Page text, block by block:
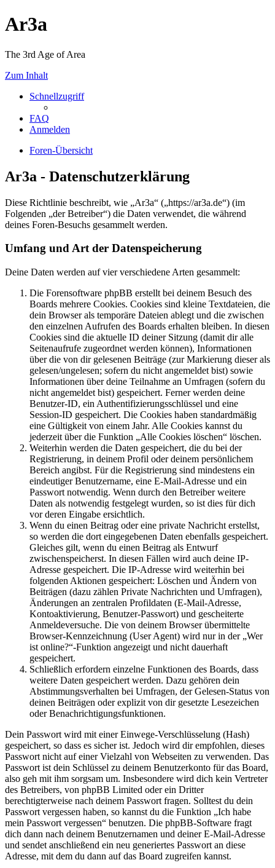
Ar3a
The 3rd Age of Area
Zum Inhalt
Schnellzugriff
FAQ
Anmelden
Foren-Übersicht
Ar3a - Datenschutzerklärung
Diese Richtlinie beschreibt, wie „Ar3a“ („https://ar3a.de“) (im
Folgenden „der Betreiber“) die Daten verwendet, die während
deines Foren-Besuchs gesammelt werden.
Umfang und Art der Datenspeicherung
Deine Daten werden auf vier verschiedene Arten gesammelt:
Die Forensoftware phpBB erstellt bei deinem Besuch des
Boards mehrere Cookies. Cookies sind kleine Textdateien, die
dein Browser als temporäre Dateien ablegt und die zwischen
den einzelnen Aufrufen des Boards erhalten bleiben. In diesen
Cookies sind die aktuelle ID deiner Sitzung (damit dir alle
Seitenaufrufe zugeordnet werden können), Informationen
über die von dir gelesenen Beiträge (zur Markierung dieser als
gelesen/ungelesen; sofern du nicht angemeldet bist) sowie
Informationen über deine Teilnahme an Umfragen (sofern du
nicht angemeldet bist) gespeichert. Ferner werden deine
Benutzer-ID, ein Authentifizierungsschlüssel und eine
Session-ID gespeichert. Die Cookies haben standardmäßig
eine Gültigkeit von einem Jahr. Alle Cookies kannst du
jederzeit über die Funktion „Alle Cookies löschen“ löschen.
Weiterhin werden die Daten gespeichert, die du bei der
Registrierung, in deinem Profil oder deinem persönlichem
Bereich angibst. Für die Registrierung sind mindestens ein
eindeutiger Benutzername, eine E-Mail-Adresse und ein
Passwort notwendig. Wenn durch den Betreiber weitere
Daten als notwendig festgelegt wurden, so ist dies für dich
vor deren Eingabe ersichtlich.
Wenn du einen Beitrag oder eine private Nachricht erstellst,
so werden die dort eingegebenen Daten ebenfalls gespeichert.
Gleiches gilt, wenn du einen Beitrag als Entwurf
zwischenspeicherst. In diesen Fällen wird auch deine IP-
Adresse gespeichert. Die IP-Adresse wird weiterhin bei
folgenden Aktionen gespeichert: Löschen und Ändern von
Beiträgen (dazu zählen Private Nachrichten und Umfragen),
Änderungen an zentralen Profildaten (E-Mail-Adresse,
Kontoaktivierung, Benutzer-Passwort) und gescheiterte
Anmeldeversuche. Die von deinem Browser übermittelte
Browser-Kennzeichnung (User Agent) wird nur in der „Wer
ist online?“-Funktion angezeigt und nicht dauerhaft
gespeichert.
Schließlich erfordern einzelne Funktionen des Boards, dass
weitere Daten gespeichert werden. Dazu gehören dein
Abstimmungsverhalten bei Umfragen, der Gelesen-Status von
deinen Beiträgen oder explizit von dir gesetzte Lesezeichen
oder Benachrichtigungsfunktionen.
Dein Passwort wird mit einer Einwege-Verschlüsselung (Hash)
gespeichert, so dass es sicher ist. Jedoch wird dir empfohlen, dieses
Passwort nicht auf einer Vielzahl von Webseiten zu verwenden. Das
Passwort ist dein Schlüssel zu deinem Benutzerkonto für das Board,
also geh mit ihm sorgsam um. Insbesondere wird dich kein Vertreter
des Betreibers, von phpBB Limited oder ein Dritter
berechtigterweise nach deinem Passwort fragen. Solltest du dein
Passwort vergessen haben, so kannst du die Funktion „Ich habe
mein Passwort vergessen“ benutzen. Die phpBB-Software fragt
dich dann nach deinem Benutzernamen und deiner E-Mail-Adresse
und sendet anschließend ein neu generiertes Passwort an diese
Adresse, mit dem du dann auf das Board zugreifen kannst.